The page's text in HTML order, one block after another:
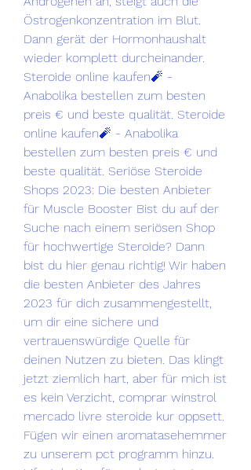
Östrogenkonzentration im Blut.
Dann gerät der Hormonhaushalt
wieder komplett durcheinander.
Steroide online kaufen🧨 -
Anabolika bestellen zum besten
preis € und beste qualität. Steroide
online kaufen🧨 - Anabolika
bestellen zum besten preis € und
beste qualität. Seriöse Steroide
Shops 2023: Die besten Anbieter
für Muscle Booster Bist du auf der
Suche nach einem seriösen Shop
für hochwertige Steroide? Dann
bist du hier genau richtig! Wir haben
die besten Anbieter des Jahres
2023 für dich zusammengestellt,
um dir eine sichere und
vertrauenswürdige Quelle für
deinen Nutzen zu bieten. Das klingt
jetzt ziemlich hart, aber für mich ist
es kein Verzicht, comprar winstrol
mercado livre steroide kur oppsett.
Fügen wir einen aromatasehemmer
zu unserem pct programm hinzu.